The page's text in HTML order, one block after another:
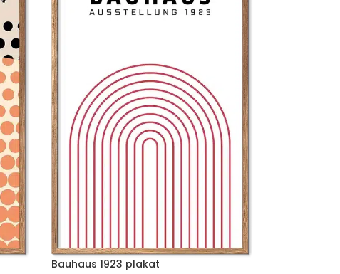
Bauhaus 1923 plakat